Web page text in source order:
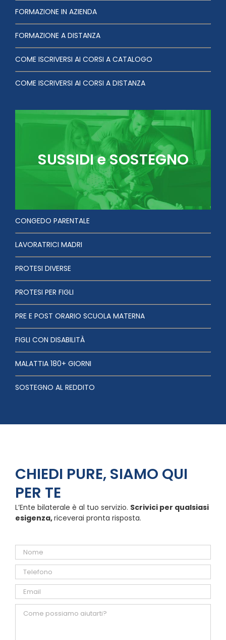
FORMAZIONE IN AZIENDA
FORMAZIONE A DISTANZA
COME ISCRIVERSI AI CORSI A CATALOGO
COME ISCRIVERSI AI CORSI A DISTANZA
SUSSIDI e SOSTEGNO
CONGEDO PARENTALE
LAVORATRICI MADRI
PROTESI DIVERSE
PROTESI PER FIGLI
PRE E POST ORARIO SCUOLA MATERNA
FIGLI CON DISABILITÀ
MALATTIA 180+ GIORNI
SOSTEGNO AL REDDITO
CHIEDI PURE, SIAMO QUI
PER TE
L’Ente bilaterale è al tuo servizio. Scrivici per qualsiasi
esigenza,riceverai pronta risposta.